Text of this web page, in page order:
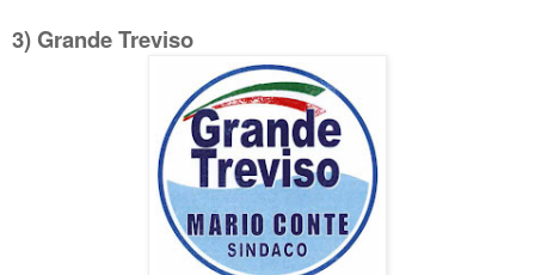
3) Grande Treviso